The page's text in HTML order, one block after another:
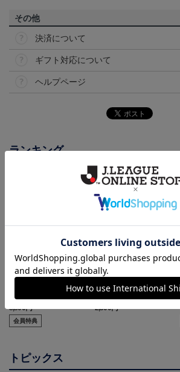
その他
決済について
ギフト対応について
ヘルプページ
ランキング
adidas×RBOA リュック
8,800円
会員特典
NEW
ー
2,500円
トピックス